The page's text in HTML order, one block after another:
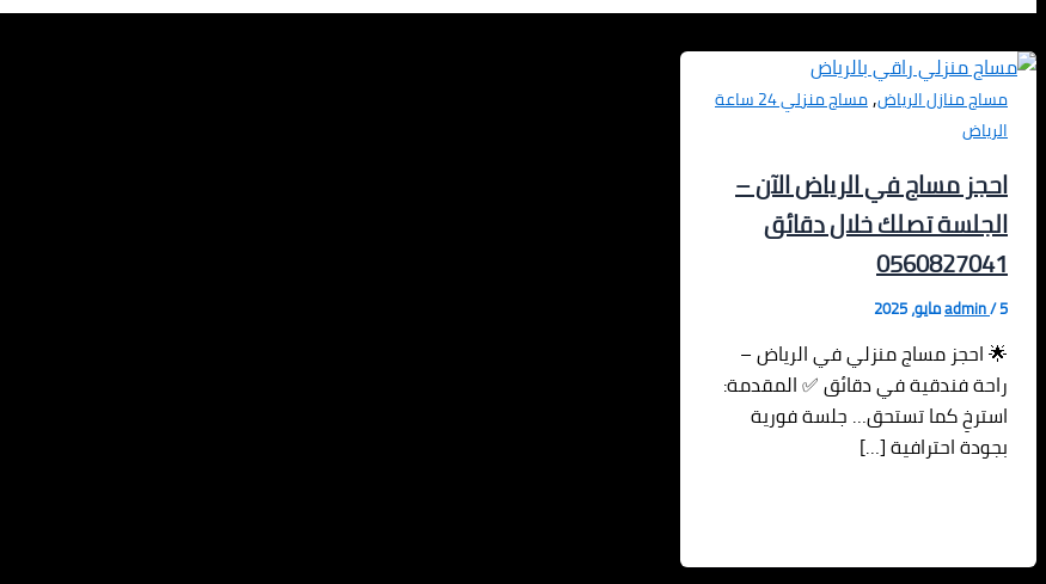
مساج منازل الرياض,
مساج منزلي 24 ساعة
الرياض
احجز مساج في الرياض الآن –
الجلسة تصلك خلال دقائق
0560827041
admin/5 مايو، 2025
🌟 احجز مساج منزلي في الرياض –
راحة فندقية في دقائق ✅ المقدمة:
استرخِ كما تستحق… جلسة فورية
بجودة احترافية […]